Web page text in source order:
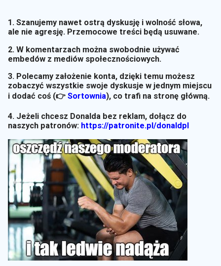
1. Szanujemy nawet ostrą dyskusję i wolność słowa,
ale nie agresję. Przemocowe treści będą usuwane.
2. W komentarzach można swobodnie używać
embedów z mediów społecznościowych.
3. Polecamy założenie konta, dzięki temu możesz
zobaczyć wszystkie swoje dyskusje w jednym miejscu
i dodać coś (👉 Sortownia), co trafi na stronę główną.
4. Jeżeli chcesz Donalda bez reklam, dołącz do
naszych patronów: https://patronite.pl/donaldpl